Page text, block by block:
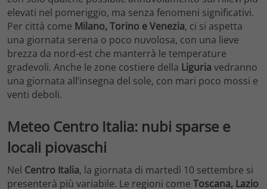
elevati nel pomeriggio, ma senza fenomeni significativi.
Per città come Milano, Torino e Venezia, ci si aspetta
una giornata serena o poco nuvolosa, con una lieve
brezza da nord-est che manterrà le temperature
gradevoli. Anche le zone costiere della Liguria vedranno
una giornata all’insegna del sole, con mari poco mossi e
venti deboli.
Meteo Centro Italia: nubi sparse e
locali piovaschi
Nel Centro Italia, la giornata di martedì 10 settembre si
presenterà più variabile. Le regioni come Toscana, Lazio